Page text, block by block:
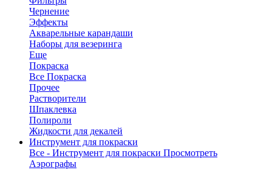
Чернение
Эффекты
Акварельные карандаши
Наборы для везеринга
Еще
Покраска
Все Покраска
Прочее
Растворители
Шпаклевка
Полироли
Жидкости для декалей
Инструмент для покраски
Все - Инструмент для покраски Просмотреть
Аэрографы